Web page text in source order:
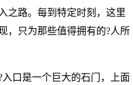
之路。每到特定时刻，这里
，只为那些值得拥有的?人所
口是一个巨大的石门，上面